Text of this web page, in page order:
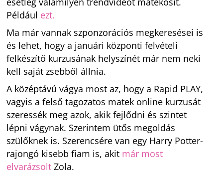
Például ezt.
Ma már vannak szponzorációs megkeresései is
és lehet, hogy a januári központi felvételi
felkészítő kurzusának helyszínét már nem neki
kell saját zsebből állnia.
A középtávú vágya most az, hogy a Rapid PLAY,
vagyis a felső tagozatos matek online kurzusát
szeressék meg azok, akik fejlődni és szintet
lépni vágynak. Szerintem ütős megoldás
szülőknek is. Szerencsére van egy Harry Potter-
rajongó kisebb fiam is, akit már most
elvarázsolt Zola.